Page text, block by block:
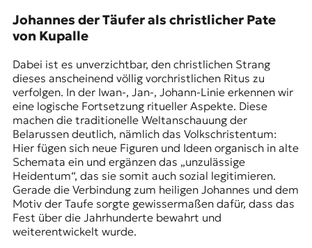
u
O
s
t
e
u
r
o
p
a
Johannes der Täufer als christlicher Pate
von Kupalle
Dabei ist es unverzichtbar, den christlichen Strang
dieses anscheinend völlig vorchristlichen Ritus zu
verfolgen. In der Iwan-, Jan-, Johann-Linie erkennen wir
eine logische Fortsetzung ritueller Aspekte. Diese
machen die traditionelle Weltanschauung der
Belarussen deutlich, nämlich das Volkschristentum:
Hier fügen sich neue Figuren und Ideen organisch in alte
Schemata ein und ergänzen das „unzulässige
Heidentum“, das sie somit auch sozial legitimieren.
Gerade die Verbindung zum heiligen Johannes und dem
Motiv der Taufe sorgte gewissermaßen dafür, dass das
Fest über die Jahrhunderte bewahrt und
weiterentwickelt wurde.